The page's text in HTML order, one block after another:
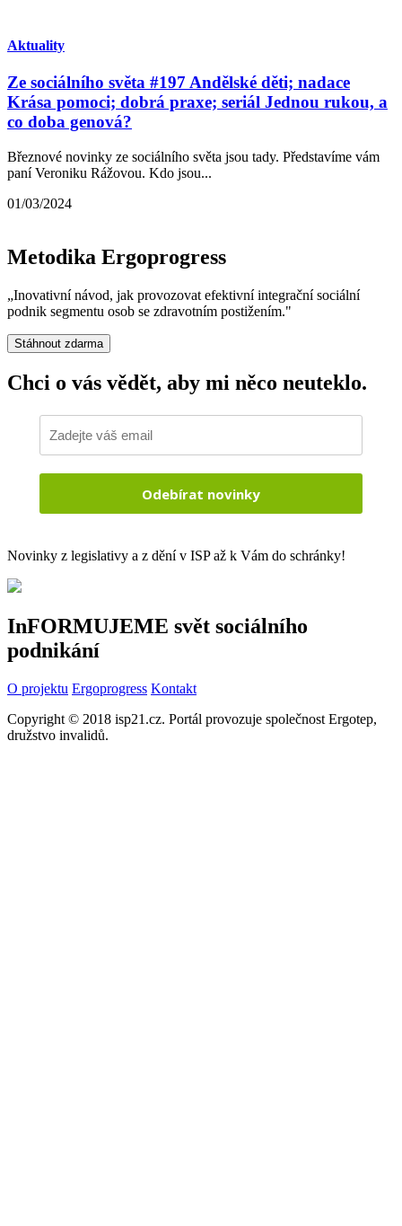
Aktuality
Ze sociálního světa #197 Andělské děti; nadace
Krása pomoci; dobrá praxe; seriál Jednou rukou, a
co doba genová?
Březnové novinky ze sociálního světa jsou tady. Představíme vám
paní Veroniku Rážovou. Kdo jsou...
01/03/2024
Metodika Ergoprogress
„Inovativní návod, jak provozovat efektivní integrační sociální
podnik segmentu osob se zdravotním postižením."
Stáhnout zdarma
Chci o vás vědět, aby mi něco neuteklo.
Odebírat novinky
Novinky z legislativy a z dění v ISP až k Vám do schránky!
InFORMUJEME svět sociálního
podnikání
O projektu Ergoprogress Kontakt
Copyright © 2018 isp21.cz. Portál provozuje společnost Ergotep,
družstvo invalidů.